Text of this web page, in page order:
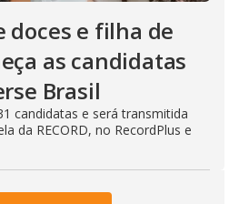
doces e filha de
as candidatas
Brasil
candidatas e será transmitida
da RECORD, no RecordPlus e